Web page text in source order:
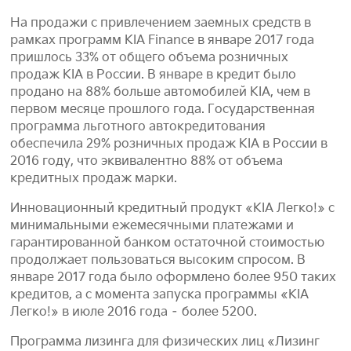
На продажи с привлечением заемных средств в
рамках программ KIA Finance в январе 2017 года
пришлось 33% от общего объема розничных
продаж KIA в России. В январе в кредит было
продано на 88% больше автомобилей KIA, чем в
первом месяце прошлого года. Государственная
программа льготного автокредитования
обеспечила 29% розничных продаж KIA в России в
2016 году, что эквивалентно 88% от объема
кредитных продаж марки.
Инновационный кредитный продукт «KIA Легко!» с
минимальными ежемесячными платежами и
гарантированной банком остаточной стоимостью
продолжает пользоваться высоким спросом. В
январе 2017 года было оформлено более 950 таких
кредитов, а с момента запуска программы «KIA
Легко!» в июле 2016 года – более 5200.
Программа лизинга для физических лиц «Лизинг